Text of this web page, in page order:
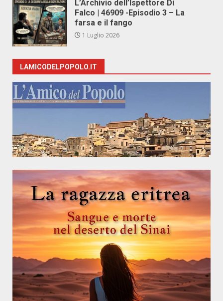
L’Archivio dell’Ispettore Di
Falco | 46909 -Episodio 3 – La
farsa e il fango
1 Luglio 2026
LAMICODELPOPOLO.IT